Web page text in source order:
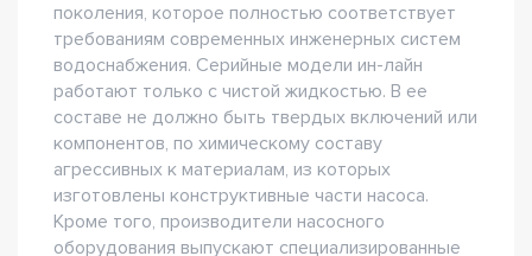
поколения, которое полностью соответствует
требованиям современных инженерных систем
водоснабжения. Серийные модели ин-лайн
работают только с чистой жидкостью. В ее
составе не должно быть твердых включений или
компонентов, по химическому составу
агрессивных к материалам, из которых
изготовлены конструктивные части насоса.
Кроме того, производители насосного
оборудования выпускают специализированные